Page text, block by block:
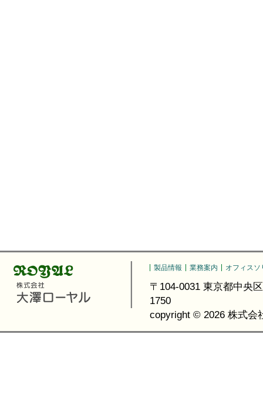
製品情報 業務案内 オフィスソ
〒104-0031 東京都中央
1750
copyright © 2026 株式会